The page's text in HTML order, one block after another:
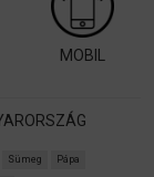
MOBIL
Sümeg Pápa